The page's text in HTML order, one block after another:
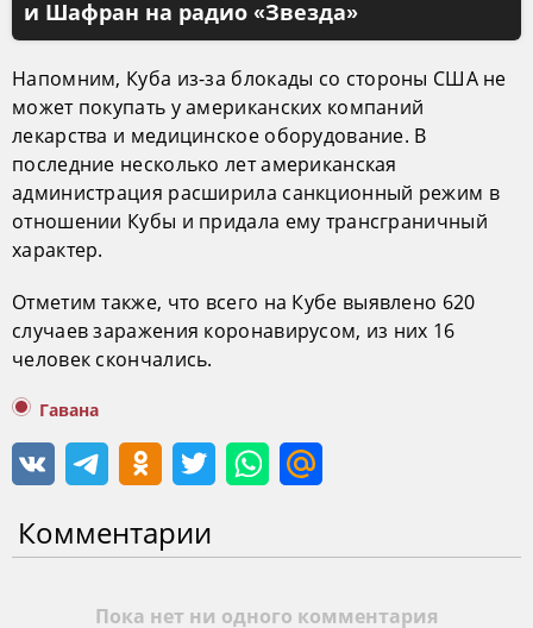
и Шафран на радио «Звезда»
Напомним, Куба из-за блокады со стороны США не
может покупать у американских компаний
лекарства и медицинское оборудование. В
последние несколько лет американская
администрация расширила санкционный режим в
отношении Кубы и придала ему трансграничный
характер.
Отметим также, что всего на Кубе выявлено 620
случаев заражения коронавирусом, из них 16
человек скончались.
Гавана
Комментарии
Пока нет ни одного комментария